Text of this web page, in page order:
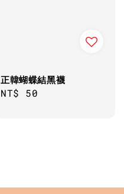
正韓蝴蝶結黑襪
Regular
NT$ 50